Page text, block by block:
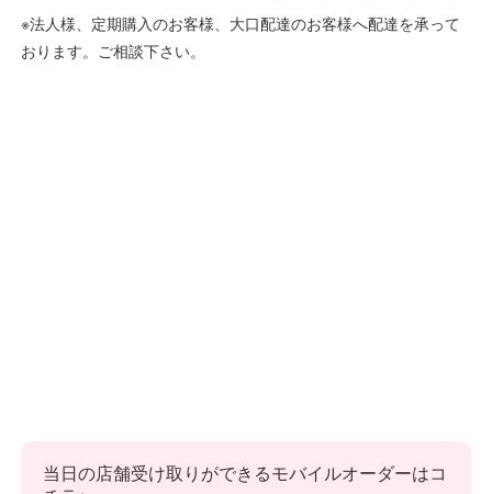
※法人様、定期購入のお客様、大口配達のお客様へ配達を承って
おります。ご相談下さい。